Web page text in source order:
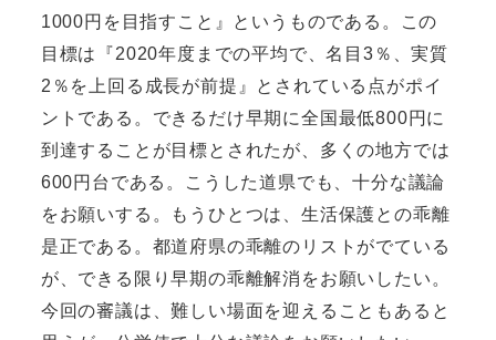
1000円を目指すこと』というものである。この
目標は『2020年度までの平均で、名目3％、実質
2％を上回る成長が前提』とされている点がポイ
ントである。できるだけ早期に全国最低800円に
到達することが目標とされたが、多くの地方では
600円台である。こうした道県でも、十分な議論
をお願いする。もうひとつは、生活保護との乖離
是正である。都道府県の乖離のリストがでている
が、できる限り早期の乖離解消をお願いしたい。
今回の審議は、難しい場面を迎えることもあると